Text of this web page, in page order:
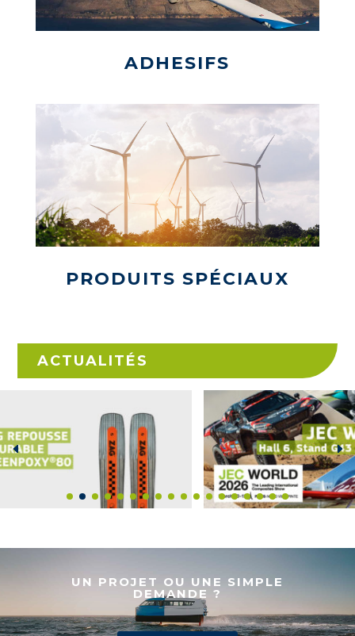
ADHESIFS
PRODUITS SPÉCIAUX
ACTUALITÉS
UN PROJET OU UNE SIMPLE
DEMANDE ?